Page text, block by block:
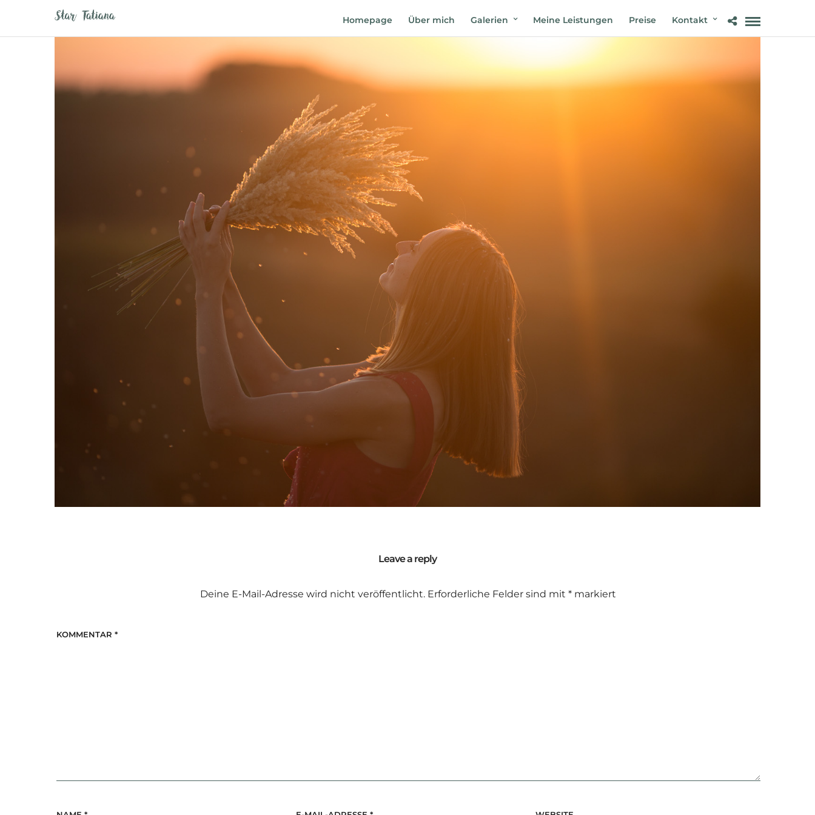
Homepage Über mich Galerien Meine Leistungen Preise Kontakt
Leave a reply
Deine E-Mail-Adresse wird nicht veröffentlicht. Erforderliche Felder sind mit* markiert
KOMMENTAR *